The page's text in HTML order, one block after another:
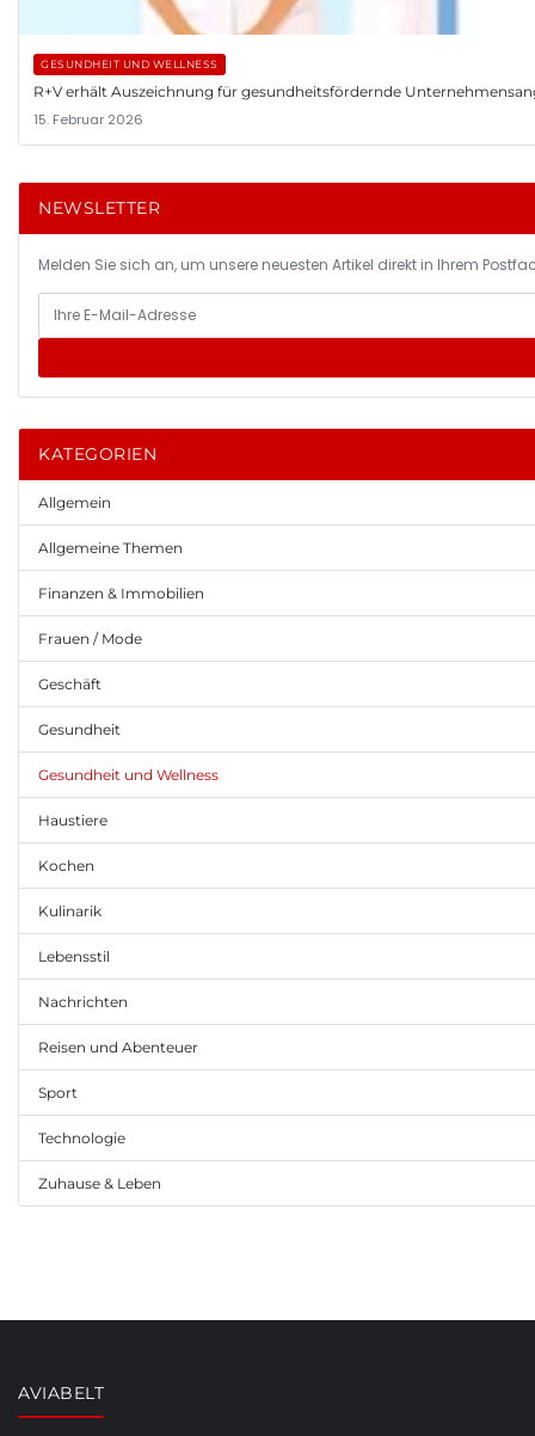
GESUNDHEIT UND WELLNESS
R+V erhält Auszeichnung für gesundheitsfördernde
15. Februar 2026
NEWSLETTER
Melden Sie sich an, um unsere neuesten Artikel direkt in Ihrem
KATEGORIEN
Allgemein
Allgemeine Themen
Finanzen & Immobilien
Frauen / Mode
Geschäft
Gesundheit
Gesundheit und Wellness
Haustiere
Kochen
Kulinarik
Lebensstil
Nachrichten
Reisen und Abenteuer
Sport
Technologie
Zuhause & Leben
AVIABELT